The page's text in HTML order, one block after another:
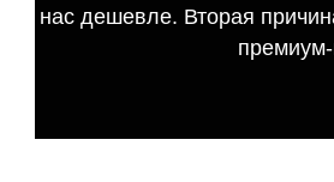
нас дешевле. Вторая